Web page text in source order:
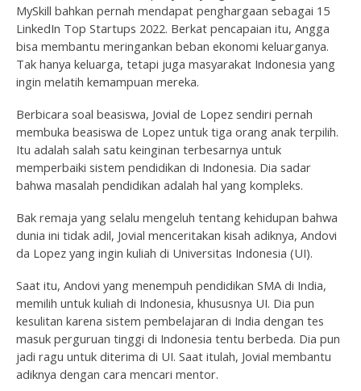
MySkill bahkan pernah mendapat penghargaan sebagai 15
LinkedIn Top Startups 2022. Berkat pencapaian itu, Angga
bisa membantu meringankan beban ekonomi keluarganya.
Tak hanya keluarga, tetapi juga masyarakat Indonesia yang
ingin melatih kemampuan mereka.
Berbicara soal beasiswa, Jovial de Lopez sendiri pernah
membuka beasiswa de Lopez untuk tiga orang anak terpilih.
Itu adalah salah satu keinginan terbesarnya untuk
memperbaiki sistem pendidikan di Indonesia. Dia sadar
bahwa masalah pendidikan adalah hal yang kompleks.
Bak remaja yang selalu mengeluh tentang kehidupan bahwa
dunia ini tidak adil, Jovial menceritakan kisah adiknya, Andovi
da Lopez yang ingin kuliah di Universitas Indonesia (UI).
Saat itu, Andovi yang menempuh pendidikan SMA di India,
memilih untuk kuliah di Indonesia, khususnya UI. Dia pun
kesulitan karena sistem pembelajaran di India dengan tes
masuk perguruan tinggi di Indonesia tentu berbeda. Dia pun
jadi ragu untuk diterima di UI. Saat itulah, Jovial membantu
adiknya dengan cara mencari mentor.